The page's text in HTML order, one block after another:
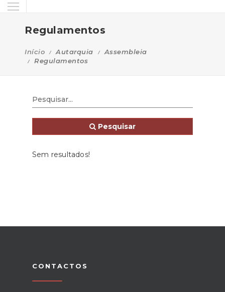
Regulamentos
Início Autarquia
Assembleia
Regulamentos
Pesquisar
Sem resultados!
CONTACTOS